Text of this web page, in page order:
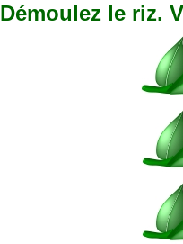
Démoulez le riz.